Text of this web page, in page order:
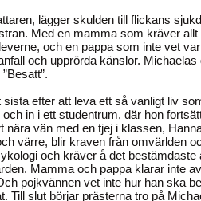
lägger skulden till flickans
Med en mamma som kräver allt
och en pappa som inte vet
och upprörda känslor.
efter att leva ett så vanligt liv
in i ett studentrum, där hon
nära vän med en tjej i klassen,
värre, blir kraven från omvärlden
och kräver å det bestämdaste
Mamma och pappa klarar inte
pojkvännen vet inte hur han ska
Till slut börjar prästerna tro på